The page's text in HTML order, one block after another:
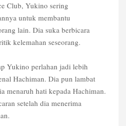
Club, Yukino sering
untuk membantu
lain. Dia suka berbicara
kelemahan seseorang.
Yukino perlahan jadi lebih
Hachiman. Dia pun lambat
menaruh hati kepada Hachiman.
setelah dia menerima